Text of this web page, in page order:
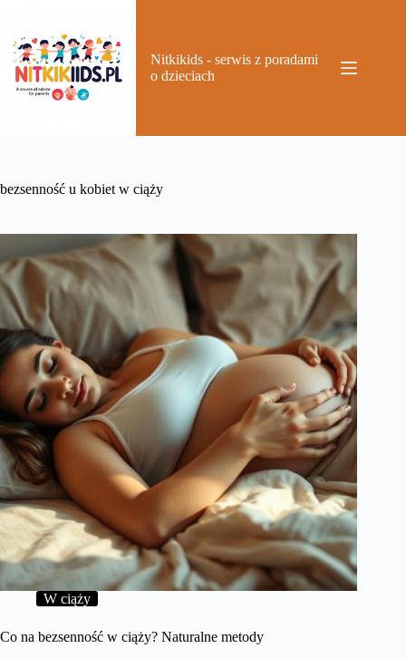
treści
Nitkikids - serwis z poradami
o dzieciach
bezsenność u kobiet w ciąży
W ciąży
Co na bezsenność w ciąży? Naturalne metody